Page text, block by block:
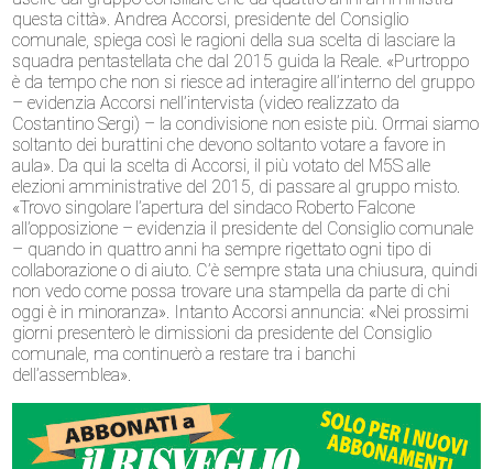
questa città». Andrea Accorsi, presidente del Consiglio
comunale, spiega così le ragioni della sua scelta di lasciare la
squadra pentastellata che dal 2015 guida la Reale. «Purtroppo
è da tempo che non si riesce ad interagire all’interno del gruppo
– evidenzia Accorsi nell’intervista (video realizzato da
Costantino Sergi) – la condivisione non esiste più. Ormai siamo
soltanto dei burattini che devono soltanto votare a favore in
aula». Da qui la scelta di Accorsi, il più votato del M5S alle
elezioni amministrative del 2015, di passare al gruppo misto.
«Trovo singolare l’apertura del sindaco Roberto Falcone
all’opposizione – evidenzia il presidente del Consiglio comunale
– quando in quattro anni ha sempre rigettato ogni tipo di
collaborazione o di aiuto. C’è sempre stata una chiusura, quindi
non vedo come possa trovare una stampella da parte di chi
oggi è in minoranza». Intanto Accorsi annuncia: «Nei prossimi
giorni presenterò le dimissioni da presidente del Consiglio
comunale, ma continuerò a restare tra i banchi
dell’assemblea».